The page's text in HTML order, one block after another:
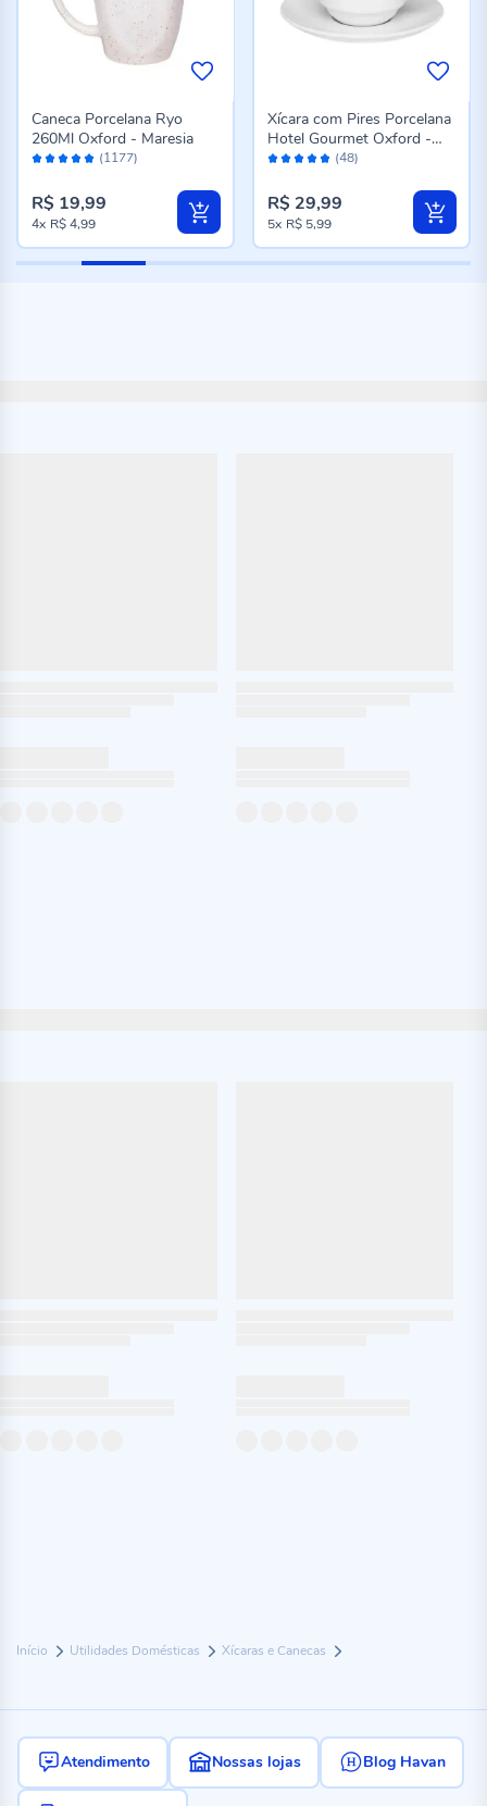
Início Utilidades Domésticas Xícaras e Canecas
Avaliação: (1177)
Caneca Porcelana Ryo
260Ml Oxford - Maresia
R$ 19,99
4x R$ 4,99
Avaliação: (48)
Xícara com Pires Porcelana
Hotel Gourmet Oxford -
200 ml
R$ 29,99
5x R$ 5,99
Atendimento Nossas lojas Blog Havan